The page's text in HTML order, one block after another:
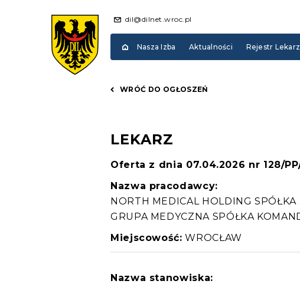
dil@dilnet.wroc.pl
Nasza Izba Aktualności Rejestr
WRÓĆ DO OGŁOSZEŃ
LEKARZ
Oferta z dnia 07.04.2026 nr 128/
Nazwa pracodawcy:
NORTH MEDICAL HOLDING
GRUPA MEDYCZNA SPÓŁKA
Miejscowość: WROCŁAW
Nazwa stanowiska: